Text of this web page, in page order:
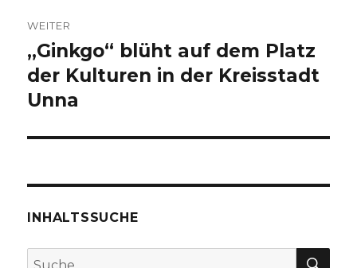
WEITER
Nächster
Beitrag:
„Ginkgo“ blüht auf dem Platz
der Kulturen in der Kreisstadt
Unna
INHALTSSUCHE
Suche